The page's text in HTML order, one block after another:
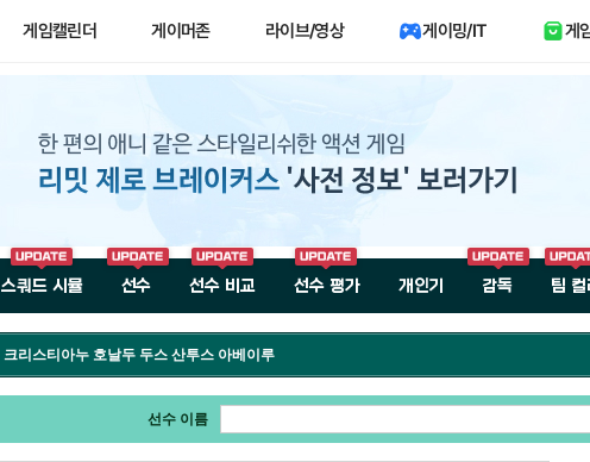
게임캘린더 게이머존 라이브/영상 게이밍/IT 게
스쿼드 시뮬 선수 선수 비교 선수 평가 개인기 감독 팀 컬
크리스티아누 호날두 두스 산투스 아베이루
선수 이름